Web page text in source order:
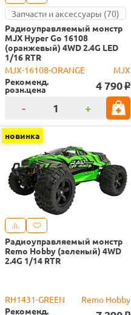
Запчасти и аксессуары (70)
Радиоуправляемый монстр
MJX Hyper Go 16108
(оранжевый) 4WD 2.4G LED
1/16 RTR
MJX-16108-ORANGE
MJX
Рекоменд.
розн.цена 4 790 o
- +
новинка
Радиоуправляемый монстр
Remo Hobby (зеленый) 4WD
2.4G 1/14 RTR
RH1431-GREEN
Remo Hobby
Рекоменд.